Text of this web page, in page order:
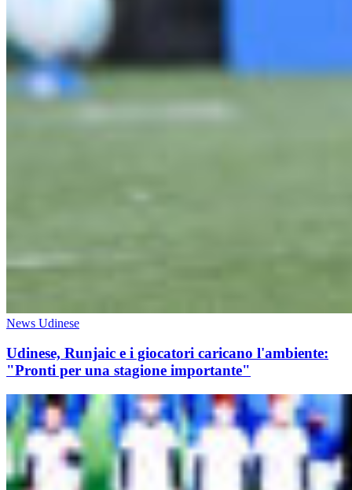
News Udinese
Udinese, Runjaic e i giocatori caricano l'ambiente:
"Pronti per una stagione importante"